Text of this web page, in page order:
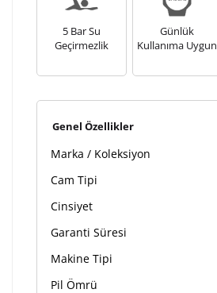
5 Bar Su
Geçirmezlik
Günlük
Kullanıma Uygun
Genel Özellikler
Marka / Koleksiyon
Cam Tipi
Cinsiyet
Garanti Süresi
Makine Tipi
Pil Ömrü